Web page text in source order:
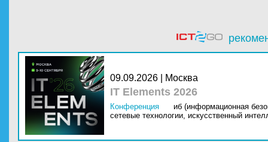
09.09.2026 | Москва
IT Elements 2026
Конференция
иб (информационная
сетевые технологии, искусственный